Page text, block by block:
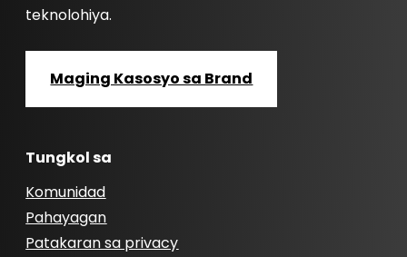
teknolohiya.
Maging Kasosyo sa Brand
Tungkol sa
Komunidad
Pahayagan
Patakaran sa privacy